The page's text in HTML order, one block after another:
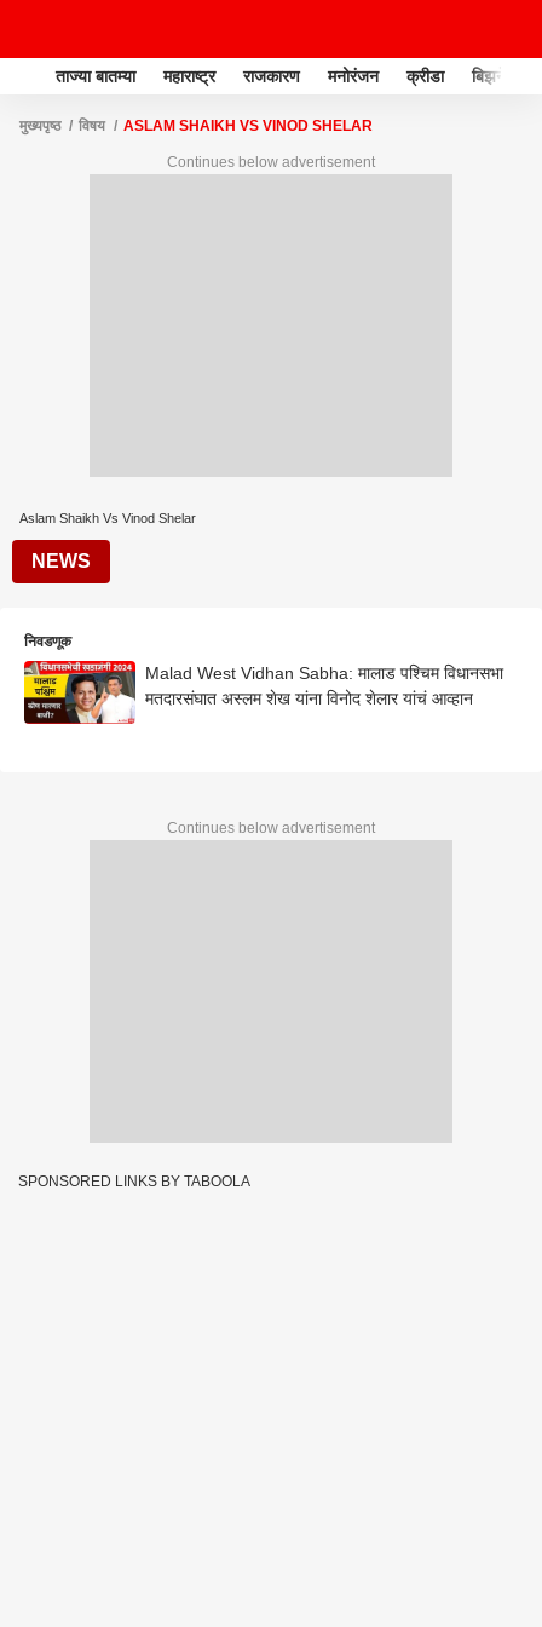
ताज्या बातम्या महाराष्ट्र राजकारण मनोरंजन क्रीडा बिझनेस
मुख्यपृष्ठ विषय ASLAM SHAIKH VS VINOD SHELAR
Continues below advertisement
Aslam Shaikh Vs Vinod Shelar
NEWS
निवडणूक
Malad West Vidhan Sabha: मालाड पश्चिम विधानसभा
मतदारसंघात अस्लम शेख यांना विनोद शेलार यांचं आव्हान
Continues below advertisement
SPONSORED LINKS BY TABOOLA